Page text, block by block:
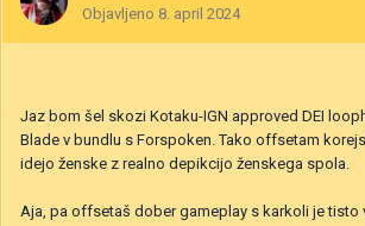
Objavljeno 8. april 2024
Jaz bom šel skozi Kotaku-IGN approved DEI
Blade v bundlu s Forspoken. Tako offsetam
idejo ženske z realno depikcijo ženskega spola.
Aja, pa offsetaš dober gameplay s karkoli je tisto